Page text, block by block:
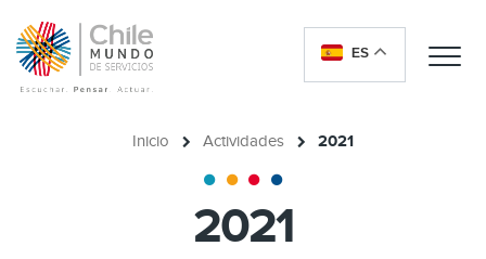
ES
Inicio Actividades 2021
2021